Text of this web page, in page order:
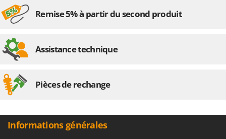
Remise 5% à partir du second produit
Assistance technique
Pièces de rechange
Informations générales